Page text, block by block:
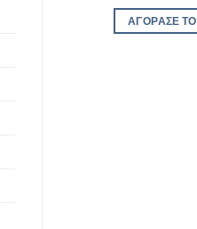
ΑΓΟΡΑΣΕ ΤΟ